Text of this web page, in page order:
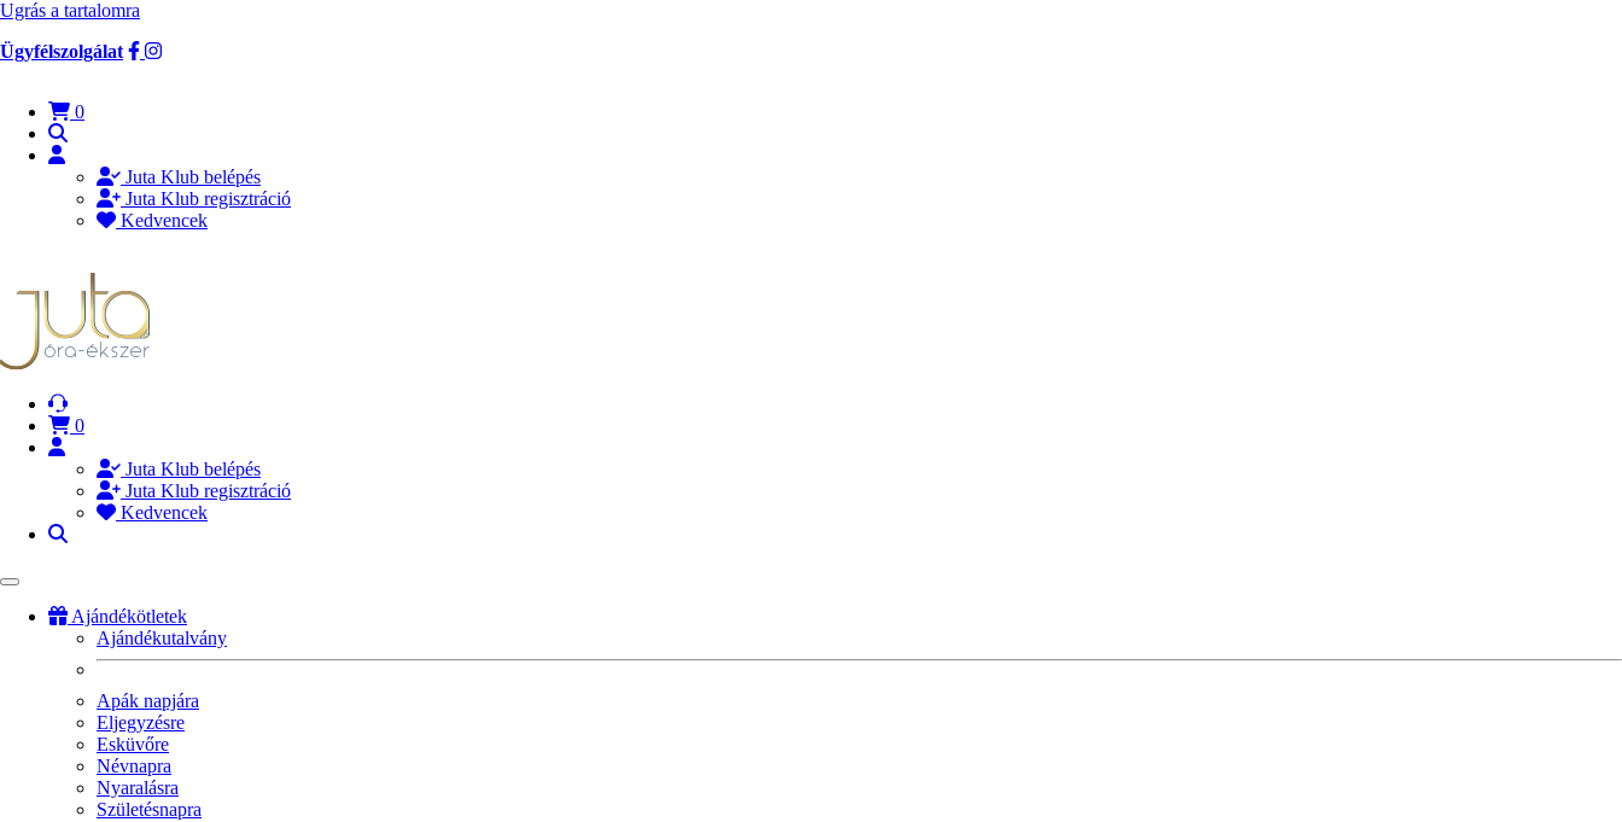
Ugrás a tartalomra
Ügyfélszolgálat
0
Juta Klub belépés
Juta Klub regisztráció
Kedvencek
0
Juta Klub belépés
Juta Klub regisztráció
Kedvencek
Ajándékötletek
Ajándékutalvány
Apák napjára
Eljegyzésre
Esküvőre
Névnapra
Nyaralásra
Születésnapra